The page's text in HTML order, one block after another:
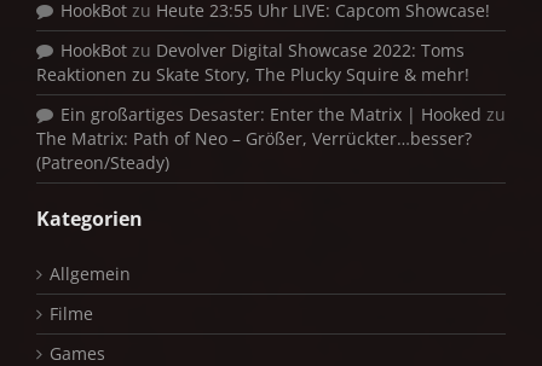
HookBot zu Heute 23:55 Uhr LIVE: Capcom Showcase!
HookBot zu Devolver Digital Showcase 2022: Toms
Reaktionen zu Skate Story, The Plucky Squire & mehr!
Ein großartiges Desaster: Enter the Matrix | Hooked zu
The Matrix: Path of Neo – Größer, Verrückter…besser?
(Patreon/Steady)
Kategorien
Allgemein
Filme
Games